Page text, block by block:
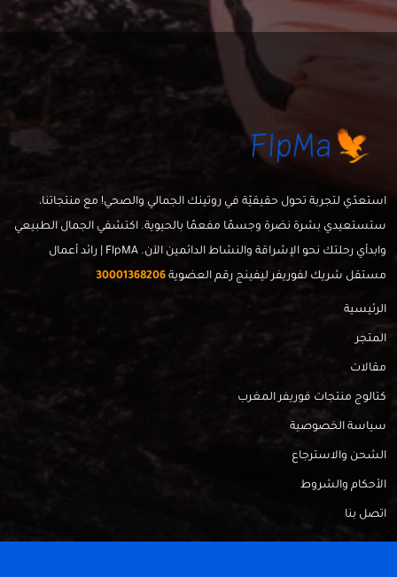
استعدّي لتجربة تحول حقيقيّة في روتينك الجمالي والصحي! مع منتجاتنا،
ستستعيدي بشرة نضرة وجسمًا مفعمًا بالحيوية. اكتشفي الجمال الطبيعي
وابدأي رحلتك نحو الإشراقة والنشاط الدائمين الآن. FlpMA | رائد أعمال
مستقل شريك لفوريفر ليفينج رقم العضوية 30001368206
الرئيسية
المتجر
مقالات
كتالوج منتجات فوريفر المغرب
سياسة الخصوصية
الشحن والاسترجاع
الأحكام والشروط
اتصل بنا